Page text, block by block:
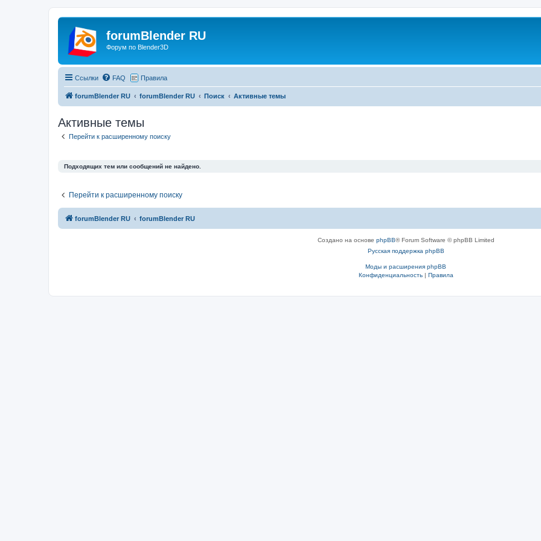
forumBlender RU
Форум по Blender3D
Ссылки FAQ Правила
forumBlender RU forumBlender RU Поиск Активные темы
Активные темы
Перейти к расширенному поиску
Подходящих тем или сообщений не найдено.
Перейти к расширенному поиску
forumBlender RU forumBlender RU
Создано на основе phpBB® Forum Software © phpBB Limited
Русская поддержка phpBB
Моды и расширения phpBB
Конфиденциальность| Правила